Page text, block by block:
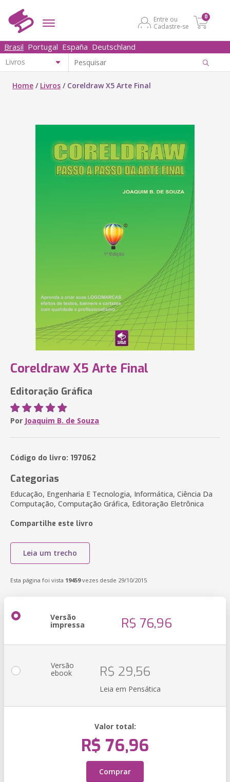
Entre ou
Cadastre-se
0
Brasil Portugal España Deutschland
Home / Livros / Coreldraw X5 Arte Final
Coreldraw X5 Arte Final
Editoração Gráfica
Por Joaquim B. de Souza
Código do livro: 197062
Categorias
Educação, Engenharia E Tecnologia, Informática, Ciência Da
Computação, Computação Gráfica, Editoração Eletrônica
Compartilhe este livro
Leia um trecho
Esta página foi vista 19459vezes desde 29/10/2015
Versão
impressa R$ 76,96
Versão
ebook R$ 29,56
Leia em Pensática
Valor total:
R$ 76,96
Comprar